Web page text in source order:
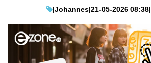
|Johannes|21-05-2026 08:38|